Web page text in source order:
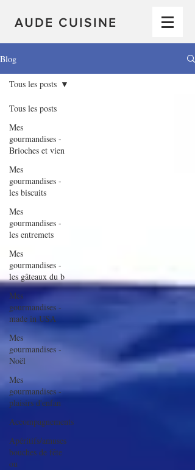
AUDE CUISINE
Blog
Tous les posts
Mes
gourmandises -
Brioches et vien
Mes
gourmandises -
les biscuits
Mes
gourmandises -
les entremets
Mes
gourmandises -
les gâteaux du b
Mes
gourmandises -
made in USA
Mes
gourmandises -
Noël
Mes
gourmandises -
plaisirs d'enfan
Accompagnements
Apéritifs/amuses
bouches de fête
ou
Tous les posts